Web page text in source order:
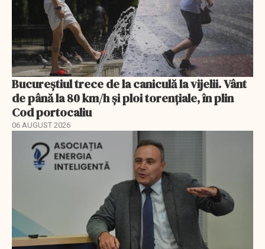
Bucureștiul trece de la caniculă la vijelii. Vânt
de până la 80 km/h și ploi torențiale, în plin
Cod portocaliu
06 AUGUST 2026